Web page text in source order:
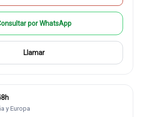
por WhatsApp
Llamar
y Europa